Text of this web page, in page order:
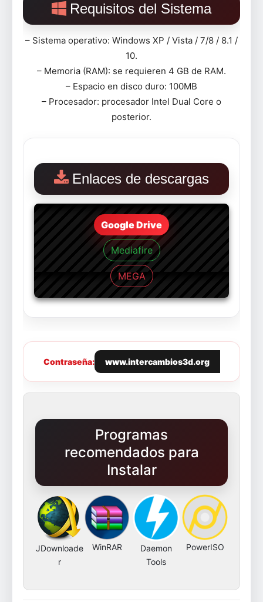
Requisitos del Sistema
– Sistema operativo: Windows XP / Vista / 7/8 / 8.1 /
10.
– Memoria (RAM): se requieren 4 GB de RAM.
– Espacio en disco duro: 100MB
– Procesador: procesador Intel Dual Core o
posterior.
Enlaces de descargas
Google Drive
Mediafire
MEGA
Contraseña: www.intercambios3d.org
Programas
recomendados para
Instalar
JDownloade
r
WinRAR
Daemon
Tools
PowerISO